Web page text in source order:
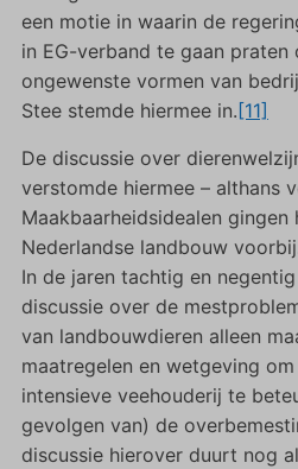
een motie in waarin de
in EG-verband te gaan praten
ongewenste vormen van
Stee stemde hiermee in.[11]
De discussie over
verstomde hiermee – althans
Maakbaarheidsidealen gingen
Nederlandse landbouw
In de jaren tachtig en
discussie over de
van landbouwdieren alleen
maatregelen en wetgeving
intensieve veehouderij te
gevolgen van) de
discussie hierover duurt nog